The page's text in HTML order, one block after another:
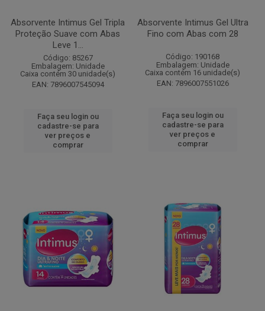
Absorvente Intimus Gel Tripla
Proteção Suave com Abas
Leve 1...
Código: 85267
Embalagem: Unidade
Caixa contém 30 unidade(s)
EAN: 7896007545094
Faça seu login ou
cadastre-se para
ver preços e
comprar
Absorvente Intimus Gel Ultra
Fino com Abas com 28
Código: 190168
Embalagem: Unidade
Caixa contém 16 unidade(s)
EAN: 7896007551026
Faça seu login ou
cadastre-se para
ver preços e
comprar